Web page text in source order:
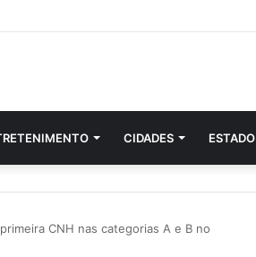
CIDADES ESTADO
CNH nas categorias A e B no